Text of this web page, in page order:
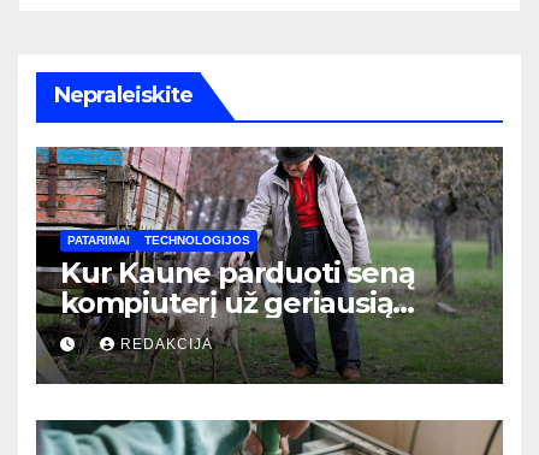
Nepraleiskite
PATARIMAI TECHNOLOGIJOS
Kur Kaune parduoti seną
kompiuterį už geriausią
kainą: pilnas vadovas
REDAKCIJA